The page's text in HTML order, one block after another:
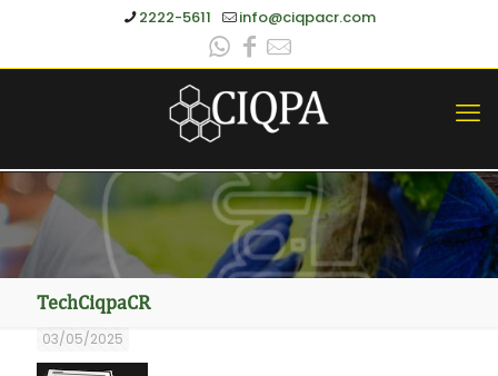
2222-5611 info@ciqpacr.com
TechCiqpaCR
03/05/2025